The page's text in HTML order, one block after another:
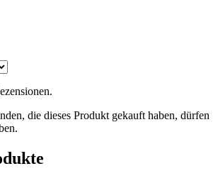
die dieses Produkt gekauft haben, dürfen